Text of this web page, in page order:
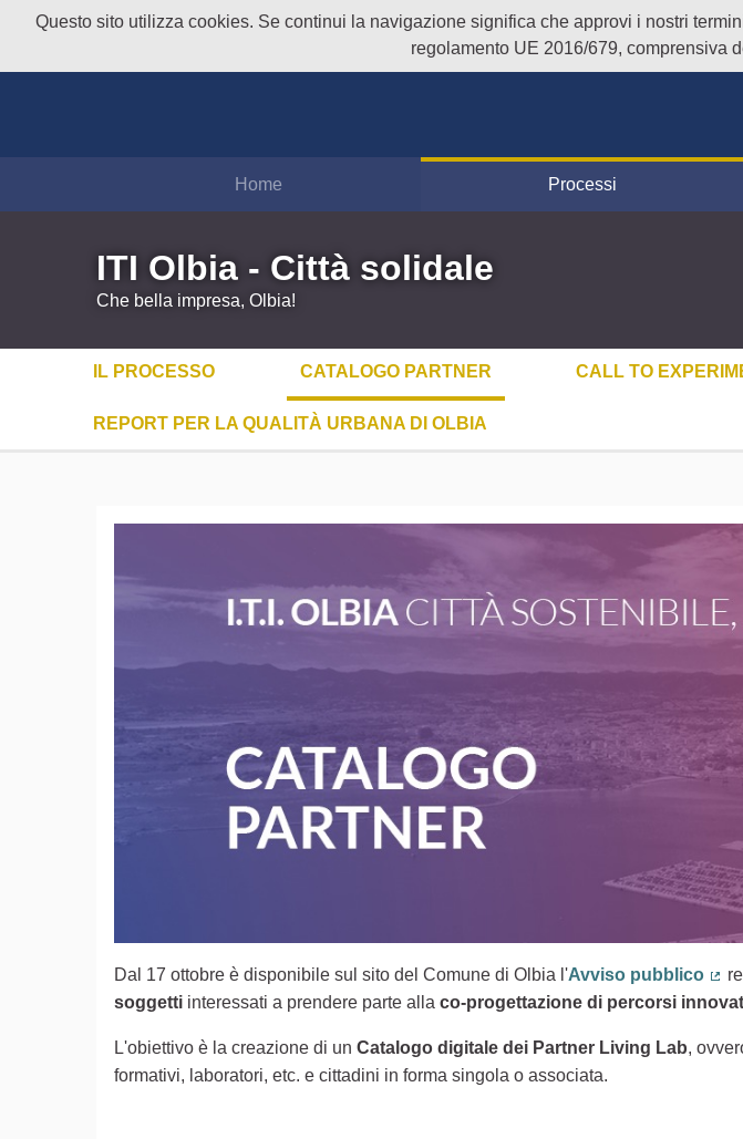
Questo sito utilizza cookies. Se continui la navigazione significa che approvi i nostri
regolamento UE 2016/679, comprensiva
Home Processi
ITI Olbia - Città solidale
Che bella impresa, Olbia!
IL PROCESSO CATALOGO PARTNER CALL TO
REPORT PER LA QUALITÀ URBANA DI OLBIA
Dal 17 ottobre è disponibile sul sito del Comune di Olbia l'Avviso pubblico
soggetti interessati a prendere parte alla co-progettazione di percorsi
L'obiettivo è la creazione di un Catalogo digitale dei Partner Living Lab,
formativi, laboratori, etc. e cittadini in forma singola o associata.